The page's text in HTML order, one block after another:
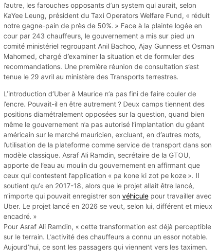
l’autre, les farouches opposants d’un system qui aurait, selon
KaYee Leung, président du Taxi Operators Welfare Fund, « réduit
notre gagne-pain de près de 50%. » Face à la plainte logée en
cour par 243 chauffeurs, le gouvernement a mis sur pied un
comité ministériel regroupant Anil Bachoo, Ajay Gunness et Osman
Mahomed, chargé d’examiner la situation et de formuler des
recommandations. Une première réunion de consultation s’est
tenue le 29 avril au ministère des Transports terrestres.
L’introduction d’Uber à Maurice n’a pas fini de faire couler de
l’encre. Pouvait-il en être autrement ? Deux camps tiennent des
positions diamétralement opposées sur la question, quand bien
même le gouvernement n’a pas autorisé l’implantation du géant
américain sur le marché mauricien, excluant, en d’autres mots,
l’utilisation de la plateforme comme service de transport dans son
modèle classique. Asraf Ali Ramdin, secrétaire de la GTOU,
apporte de l’eau au moulin du gouvernement en affirmant que
ceux qui contestent l’application « pa kone ki zot pe koze ». Il
soutient qu’« en 2017-18, alors que le projet allait être lancé,
n’importe qui pouvait enregistrer son véhicule pour travailler avec
Uber. Le projet lancé en 2026 se veut, selon lui, différent et mieux
encadré. »
Pour Asraf Ali Ramdin, « cette transformation est déjà perceptible
sur le terrain. L’activité des chauffeurs a connu un essor notable.
Aujourd’hui, ce sont les passagers qui viennent vers les taximen.